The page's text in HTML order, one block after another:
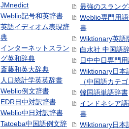
JMnedict
Weblio記号和英辞書
英語イディオム表現辞
典
インターネットスラン
グ英和辞典
斎藤和英大辞典
人口統計学英英辞書
Weblio例文辞書
EDR日中対訳辞書
Weblio中日対訳辞書
Tatoeba中国語例文辞
最強のスラン
Weblio専門用
書
Wiktionary英語
白水社 中国語
日中中日専門
Wiktionary日本
（中国語カテ
韓国語単語辞書
インドネシア
書
Wiktionary日本